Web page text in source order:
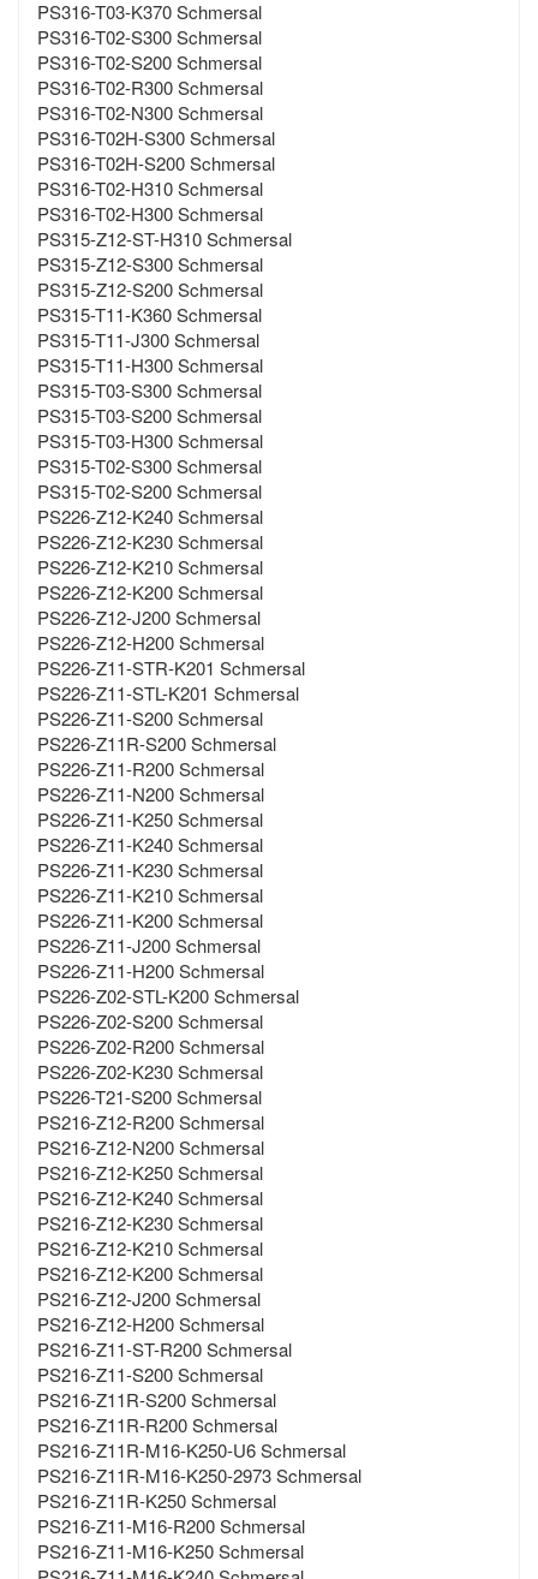
PS316-T03-K370 Schmersal
PS316-T02-S300 Schmersal
PS316-T02-S200 Schmersal
PS316-T02-R300 Schmersal
PS316-T02-N300 Schmersal
PS316-T02H-S300 Schmersal
PS316-T02H-S200 Schmersal
PS316-T02-H310 Schmersal
PS316-T02-H300 Schmersal
PS315-Z12-ST-H310 Schmersal
PS315-Z12-S300 Schmersal
PS315-Z12-S200 Schmersal
PS315-T11-K360 Schmersal
PS315-T11-J300 Schmersal
PS315-T11-H300 Schmersal
PS315-T03-S300 Schmersal
PS315-T03-S200 Schmersal
PS315-T03-H300 Schmersal
PS315-T02-S300 Schmersal
PS315-T02-S200 Schmersal
PS226-Z12-K240 Schmersal
PS226-Z12-K230 Schmersal
PS226-Z12-K210 Schmersal
PS226-Z12-K200 Schmersal
PS226-Z12-J200 Schmersal
PS226-Z12-H200 Schmersal
PS226-Z11-STR-K201 Schmersal
PS226-Z11-STL-K201 Schmersal
PS226-Z11-S200 Schmersal
PS226-Z11R-S200 Schmersal
PS226-Z11-R200 Schmersal
PS226-Z11-N200 Schmersal
PS226-Z11-K250 Schmersal
PS226-Z11-K240 Schmersal
PS226-Z11-K230 Schmersal
PS226-Z11-K210 Schmersal
PS226-Z11-K200 Schmersal
PS226-Z11-J200 Schmersal
PS226-Z11-H200 Schmersal
PS226-Z02-STL-K200 Schmersal
PS226-Z02-S200 Schmersal
PS226-Z02-R200 Schmersal
PS226-Z02-K230 Schmersal
PS226-T21-S200 Schmersal
PS216-Z12-R200 Schmersal
PS216-Z12-N200 Schmersal
PS216-Z12-K250 Schmersal
PS216-Z12-K240 Schmersal
PS216-Z12-K230 Schmersal
PS216-Z12-K210 Schmersal
PS216-Z12-K200 Schmersal
PS216-Z12-J200 Schmersal
PS216-Z12-H200 Schmersal
PS216-Z11-ST-R200 Schmersal
PS216-Z11-S200 Schmersal
PS216-Z11R-S200 Schmersal
PS216-Z11R-R200 Schmersal
PS216-Z11R-M16-K250-U6 Schmersal
PS216-Z11R-M16-K250-2973 Schmersal
PS216-Z11R-K250 Schmersal
PS216-Z11-M16-R200 Schmersal
PS216-Z11-M16-K250 Schmersal